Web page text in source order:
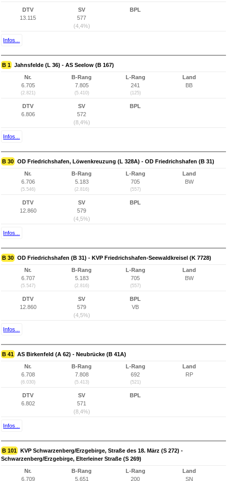
DTV
13.115
SV
577
(4,4%)
BPL
Infos...
B 1 Jahnsfelde (L 36) - AS Seelow (B 167)
Nr.
6.705
(2.821)
B-Rang
7.805
(5.410)
L-Rang
241
(125)
Land
BB
DTV
6.806
SV
572
(8,4%)
BPL
Infos...
B 30 OD Friedrichshafen, Löwenkreuzung (L 328A) - OD Friedrichshafen (B 31)
Nr.
6.706
(5.546)
B-Rang
5.183
(2.816)
L-Rang
705
(557)
Land
BW
DTV
12.860
SV
579
(4,5%)
BPL
Infos...
B 30 OD Friedrichshafen (B 31) - KVP Friedrichshafen-Seewaldkreisel (K 7728)
Nr.
6.707
(5.547)
B-Rang
5.183
(2.816)
L-Rang
705
(557)
Land
BW
DTV
12.860
SV
579
(4,5%)
BPL
VB
Infos...
B 41 AS Birkenfeld (A 62) - Neubrücke (B 41A)
Nr.
6.708
(6.030)
B-Rang
7.808
(5.413)
L-Rang
692
(521)
Land
RP
DTV
6.802
SV
571
(8,4%)
BPL
Infos...
B 101 KVP Schwarzenberg/Erzgebirge, Straße des 18. März (S 272) -
Schwarzenberg/Erzgebirge, Elterleiner Straße (S 269)
Nr.
6.709
B-Rang
5.651
L-Rang
200
Land
SN